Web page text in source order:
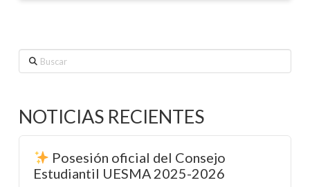
Buscar
NOTICIAS RECIENTES
Posesión oficial del Consejo
Estudiantil UESMA 2025-2026